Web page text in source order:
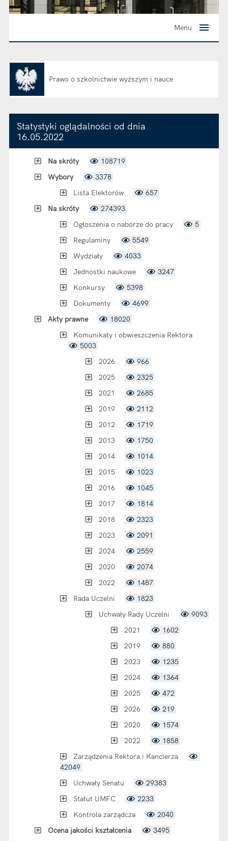
Menu
Prawo o szkolnictwie wyższym i nauce
Statystyki oglądalności od dnia
16.05.2022
Na skróty
108719
Wybory
3378
Lista Elektorów
657
Na skróty
274393
Ogłoszenia o naborze do pracy
5
Regulaminy
5549
Wydziały
4033
Jednostki naukowe
3247
Konkursy
5398
Dokumenty
4699
Akty prawne
18020
Komunikaty i obwieszczenia Rektora
5003
2026
966
2025
2325
2021
2685
2019
2112
2012
1719
2013
1750
2014
1014
2015
1023
2016
1045
2017
1814
2018
2323
2023
2091
2024
2559
2020
2074
2022
1487
Rada Uczelni
1823
Uchwały Rady Uczelni
9093
2021
1602
2019
880
2023
1235
2024
1364
2025
472
2026
219
2020
1574
2022
1858
Zarządzenia Rektora i Kanclerza
42049
Uchwały Senatu
29383
Statut UMFC
2233
Kontrola zarządcza
2040
Ocena jakości kształcenia
3495